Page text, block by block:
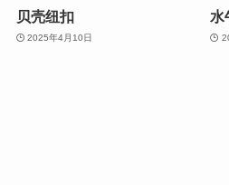
贝壳纽扣
2025年4月10日
水